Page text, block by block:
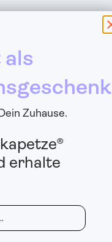
als
Zuhause.
erhalte